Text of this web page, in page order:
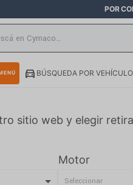
POR
BÚSQUEDA POR VEHÍCULO
sitio web y elegir
Motor